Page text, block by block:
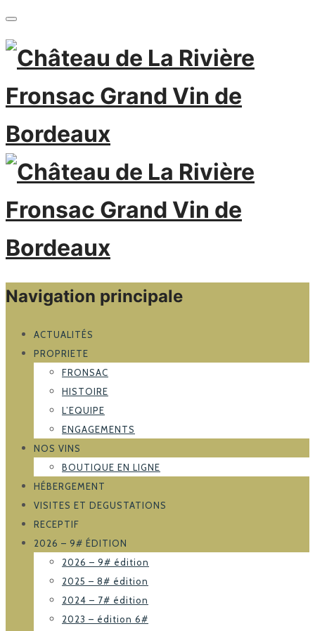
Navigation principale
ACTUALITÉS
PROPRIETE
FRONSAC
HISTOIRE
L’EQUIPE
ENGAGEMENTS
NOS VINS
BOUTIQUE EN LIGNE
HÉBERGEMENT
VISITES ET DEGUSTATIONS
RECEPTIF
2026 – 9# ÉDITION
2026 – 9# édition
2025 – 8# édition
2024 – 7# édition
2023 – édition 6#